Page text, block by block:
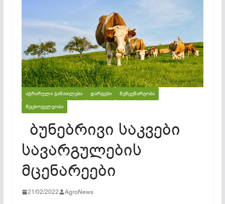
ᲐᲒᲠᲐᲠᲣᲚᲘ ᲒᲐᲜᲐᲗᲚᲔᲑᲐ ᲓᲐᲠᲒᲔᲑᲘ
ᲛᲔᲛᲪᲔᲜᲐᲠᲔᲝᲑᲐ
ᲛᲔᲪᲮᲝᲕᲔᲚᲔᲝᲑᲐ
ბუნებრივი საკვები
სავარგულების
მცენარეები
21/02/2022 AgroNews